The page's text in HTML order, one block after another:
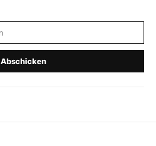
Abschicken